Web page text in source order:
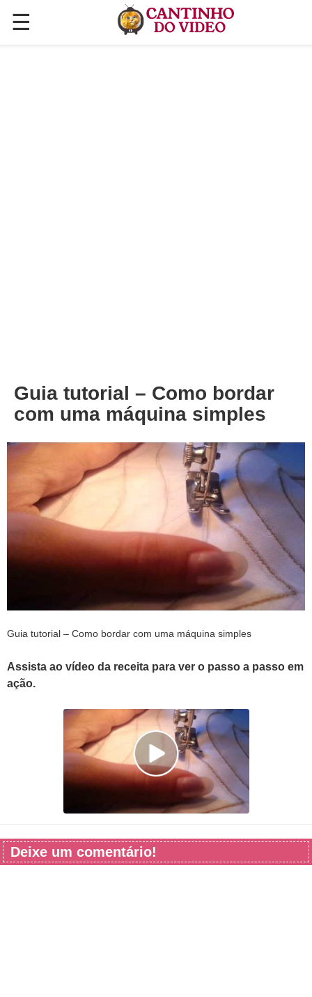
☰
✕
Guia tutorial – Como bordar
com uma máquina simples
Guia tutorial – Como bordar com uma máquina simples
Assista ao vídeo da receita para ver o passo a passo em
ação.
Deixe um comentário!